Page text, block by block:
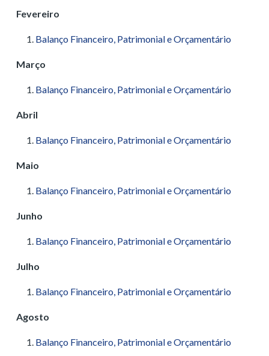
Fevereiro
Balanço Financeiro, Patrimonial e Orçamentário
Março
Balanço Financeiro, Patrimonial e Orçamentário
Abril
Balanço Financeiro, Patrimonial e Orçamentário
Maio
Balanço Financeiro, Patrimonial e Orçamentário
Junho
Balanço Financeiro, Patrimonial e Orçamentário
Julho
Balanço Financeiro, Patrimonial e Orçamentário
Agosto
Balanço Financeiro, Patrimonial e Orçamentário